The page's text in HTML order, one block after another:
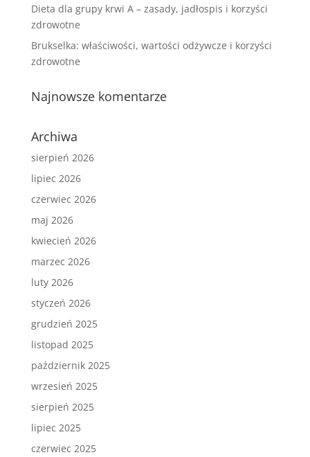
Dieta dla grupy krwi A – zasady, jadłospis i korzyści
zdrowotne
Brukselka: właściwości, wartości odżywcze i korzyści
zdrowotne
Najnowsze komentarze
Archiwa
sierpień 2026
lipiec 2026
czerwiec 2026
maj 2026
kwiecień 2026
marzec 2026
luty 2026
styczeń 2026
grudzień 2025
listopad 2025
październik 2025
wrzesień 2025
sierpień 2025
lipiec 2025
czerwiec 2025